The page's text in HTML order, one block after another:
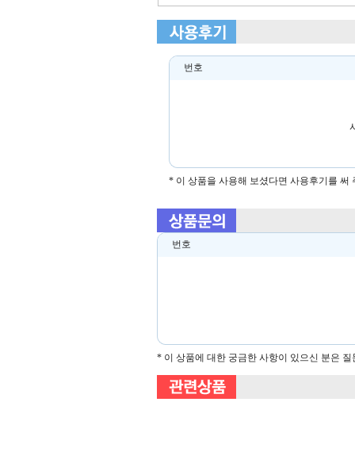
번호
* 이 상품을 사용해 보셨다면 사용후기를 써
번호
* 이 상품에 대한 궁금한 사항이 있으신 분은